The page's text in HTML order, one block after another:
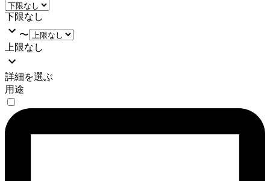
下限なし
〜
上限なし
詳細を選ぶ
用途